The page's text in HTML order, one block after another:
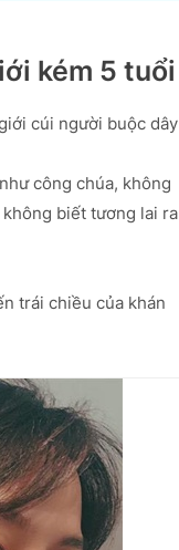
kém 5 tuổi
cúi người buộc dây
công chúa, không
biết tương lai ra
trái chiều của khán